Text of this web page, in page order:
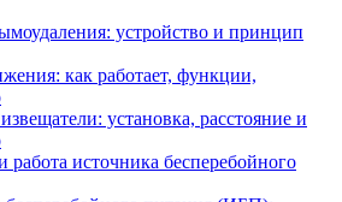
устройство и принцип
как работает, функции,
установка, расстояние и
работа источника бесперебойного